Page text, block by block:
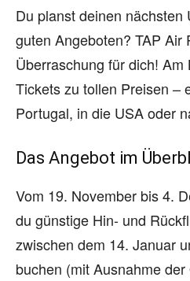
Du planst deinen nächsten
guten Angeboten? TAP Air
Überraschung für dich! Am
Tickets zu tollen Preisen –
Portugal, in die USA oder
Das Angebot im
Vom 19. November bis 4.
du günstige Hin- und
zwischen dem 14. Januar
buchen (mit Ausnahme